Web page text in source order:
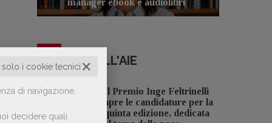
✕
i cookie tecnici
di navigazione,
decidere quali
manager ebook e audiolibri
NOTIZIE DALL'AIE
Il Premio Inge Feltrinelli
apre le candidature per la
quinta edizione, dedicata